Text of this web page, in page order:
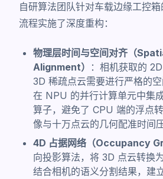
自研算法团队针对车载边缘工控
流程实施了深度重构：
物理层时间与空间对齐（
Alignment）
：相机获取的
3D 稀疏点云需要进行严格的
在 NPU 的并行计算单元中集
算子，避免了 CPU 端的浮点
像与十万点云的几何配准时间
4D 占据网络（Occupancy
向投影算法，将 3D 点云转换
结合相机的语义分割结果，建